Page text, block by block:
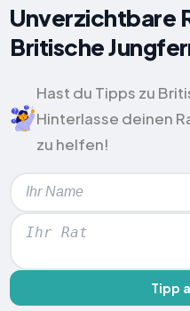
Unverzichtbare
Britische
Hast du Tipps zu
Hinterlasse deinen
zu helfen!
Tipp